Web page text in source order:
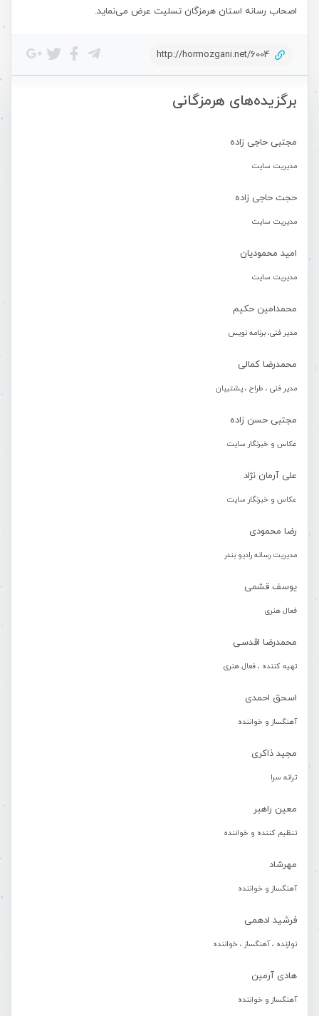
برگزیده‌های هرمزگانی
مجتبی حاجی زاده
مدیریت سایت
حجت حاجی زاده
مدیریت سایت
امید محمودیان
مدیریت سایت
محمدامین حکیم
مدیر فنی، برنامه نویس
محمدرضا کمالی
مدیر فنی ، طراح ، پشتیبان
مجتبی حسن زاده
عکاس و خبرنگار سایت
علی آرمان نژاد
عکاس و خبرنگار سایت
رضا محمودی
مدیریت رسانه رادیو بندر
یوسف قشمی
فعال هنری
محمدرضا اقدسی
تهیه کننده ، فعال هنری
اسحق احمدی
آهنگساز و خواننده
مجید ذاکری
ترانه سرا
معین راهبر
تنظیم کننده و خواننده
مهرشاد
آهنگساز و خواننده
فرشید ادهمی
نوازنده ، آهنگساز ، خواننده
هادی آرمین
آهنگساز و خواننده
اصحاب رسانه استان هرمزگان تسلیت عرض می‌نماید.
http://hormozgani.net/6004